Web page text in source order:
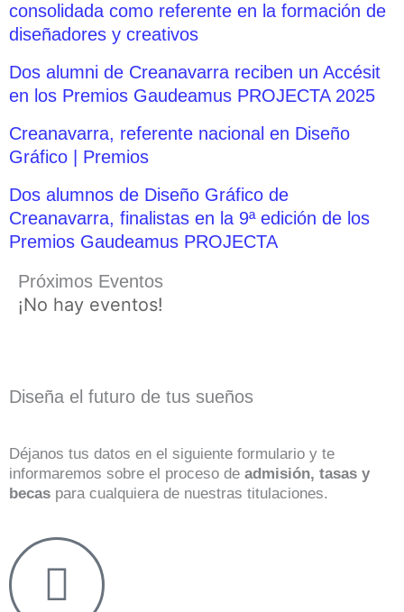
consolidada como referente en la formación de
diseñadores y creativos
Dos alumni de Creanavarra reciben un Accésit
en los Premios Gaudeamus PROJECTA 2025
Creanavarra, referente nacional en Diseño
Gráfico | Premios
Dos alumnos de Diseño Gráfico de
Creanavarra, finalistas en la 9ª edición de los
Premios Gaudeamus PROJECTA
Próximos Eventos
¡No hay eventos!
Diseña el futuro de tus sueños
Déjanos tus datos en el siguiente formulario y te
informaremos sobre el proceso de admisión, tasas y
becas para cualquiera de nuestras titulaciones.